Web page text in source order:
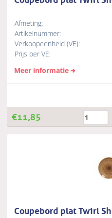
Afmeting:
Artikelnummer:
Verkoopeenheid (VE):
Prijs per VE:
Meer informatie
€11,85
Coupebord plat Twirl